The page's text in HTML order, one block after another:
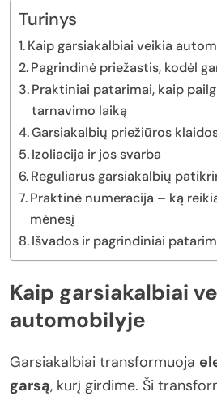
Turinys
Kaip garsiakalbiai veikia
Pagrindinė priežastis, kodėl
Praktiniai patarimai, kaip
tarnavimo laiką
Garsiakalbių priežiūros
Izoliacija ir jos svarba
Reguliarus garsiakalbių
Praktinė numeracija – ką
mėnesį
Išvados ir pagrindiniai
Kaip garsiakalbiai
automobilyje
Garsiakalbiai transformuoja
garsą, kurį girdime. Ši